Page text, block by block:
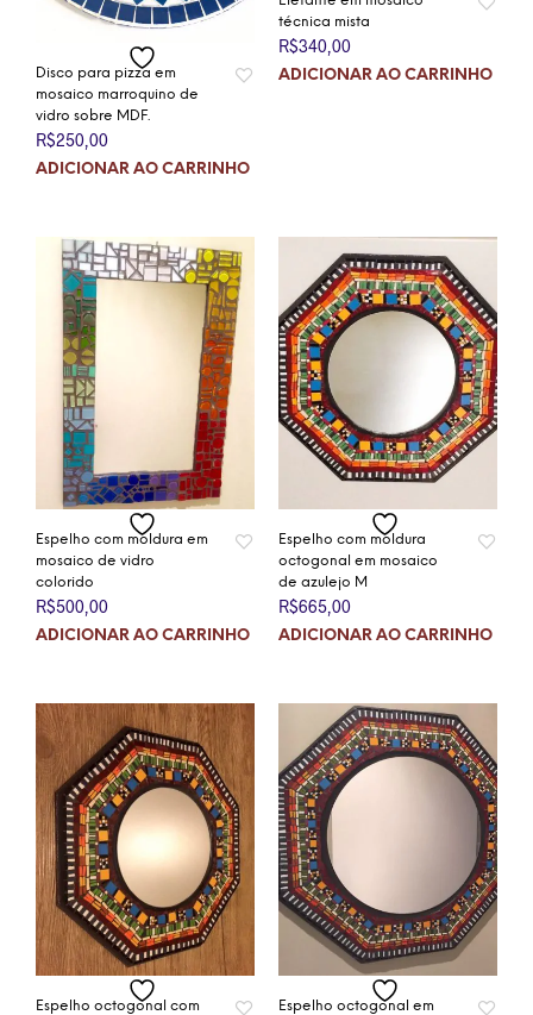
Disco para pizza em
mosaico marroquino de
vidro sobre MDF.
R$250,00
ADICIONAR AO CARRINHO
técnica mista
R$340,00
ADICIONAR AO CARRINHO
Espelho com moldura em
mosaico de vidro
colorido
R$500,00
ADICIONAR AO CARRINHO
Espelho com moldura
octogonal em mosaico
de azulejo M
R$665,00
ADICIONAR AO CARRINHO
Espelho octogonal com
Espelho octogonal em